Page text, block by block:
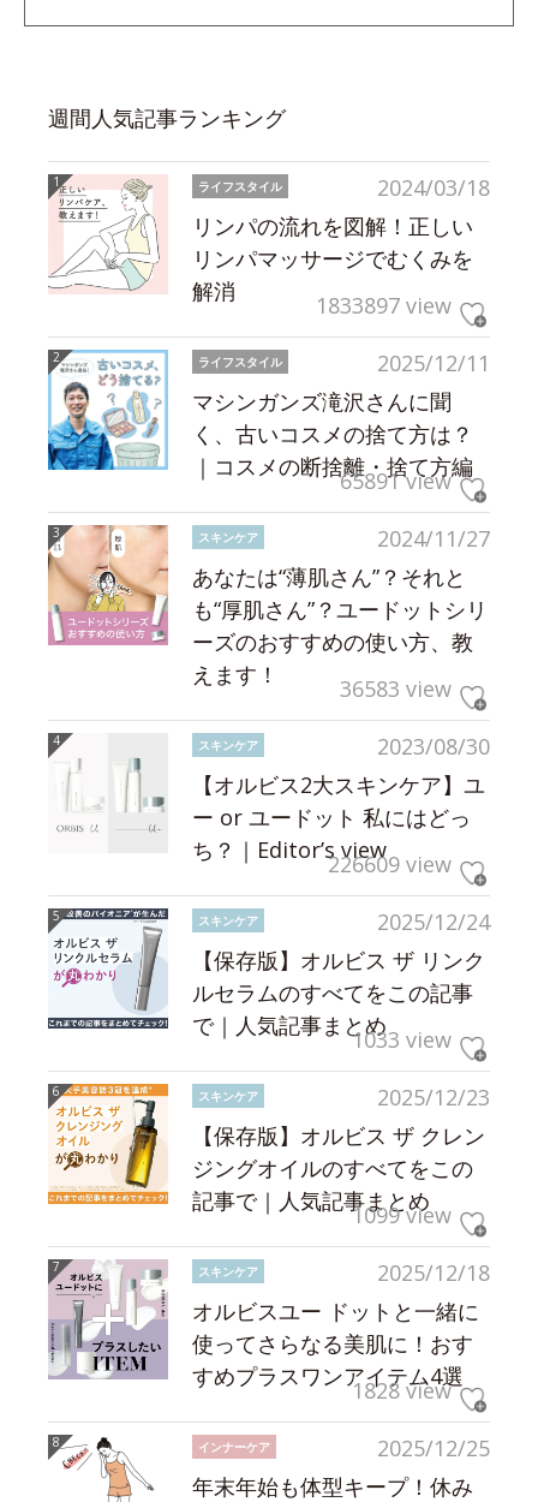
週間人気記事ランキング
2024/03/18
ライフスタイル
リンパの流れを図解！正しい
リンパマッサージでむくみを
解消
1833897 view
2025/12/11
ライフスタイル
マシンガンズ滝沢さんに聞
く、古いコスメの捨て方は？
｜コスメの断捨離・捨て方編
65891 view
2024/11/27
スキンケア
あなたは“薄肌さん”？それと
も“厚肌さん”？ユードットシリ
ーズのおすすめの使い方、教
えます！
36583 view
2023/08/30
スキンケア
【オルビス2大スキンケア】ユ
ー or ユードット 私にはどっ
ち？｜Editor’s view226609 view
2025/12/24
スキンケア
【保存版】オルビス ザ リンク
ルセラムのすべてをこの記事
で｜人気記事まとめ1033 view
2025/12/23
スキンケア
【保存版】オルビス ザ クレン
ジングオイルのすべてをこの
記事で｜人気記事まとめ
1099 view
2025/12/18
スキンケア
オルビスユー ドットと一緒に
使ってさらなる美肌に！おす
すめプラスワンアイテム4選
1828 view
2025/12/25
インナーケア
年末年始も体型キープ！休み